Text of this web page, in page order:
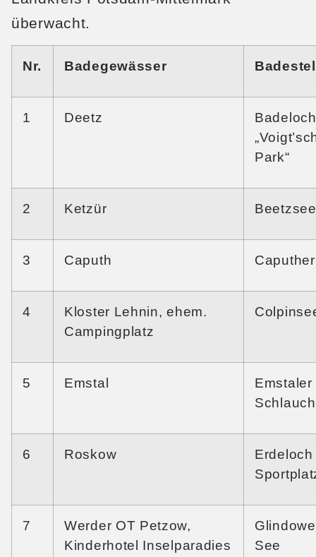
überwacht.
Nr. Badegewässer
1 Deetz
Park“
2 Ketzür Beetzsee
3 Caputh
4
Kloster Lehnin, ehem.
Campingplatz
5 Emstal
Emstaler
Schlauch
6 Roskow
Erdeloch
7
Werder OT Petzow,
Kinderhotel Inselparadies
See